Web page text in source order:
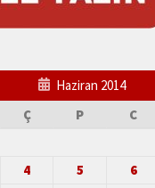
Haziran 2014
Ç P C
4 5 6